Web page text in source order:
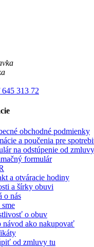
645 313 72
obchodné podmienky
a poučenia pre
na odstúpenie od zmluvy
formulár
a otváracie hodiny
a šírky obuvi
o nás
o obuv
návod ako nakupovať
od zmluvy tu